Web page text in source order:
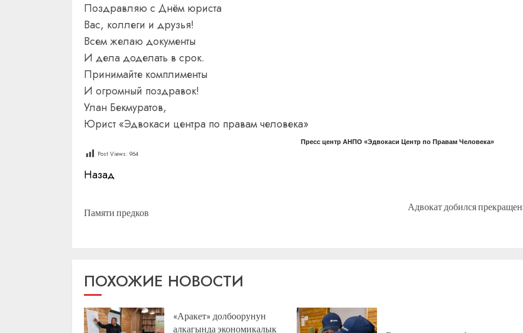
Поздравляю с Днём юриста
Вас, коллеги и друзья!
Всем желаю документы
И дела доделать в срок.
Принимайте комплименты
И огромный поздравок!
Улан Бекмуратов,
Юрист «Эдвокаси центра по правам человека»
Пресс центр АНПО «Эдвокаси Центр по Правам Человека»
Post Views: 964
Продолжить
Назад
Предыдущая
Памяти предков
Следующая
Адвокат добился
ПОХОЖИЕ НОВОСТИ
«Аракет» долбоорунун
алкагында экономикалык